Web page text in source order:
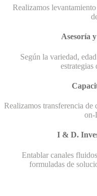
Realizamos
Asesoría
Según la variedad,
Realizamos transferencia
on-
I & D.
Entablar canales
formuladas de